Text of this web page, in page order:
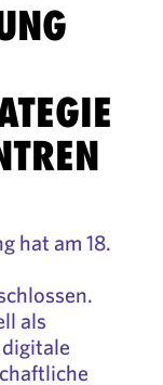
F
hat am 18.
als